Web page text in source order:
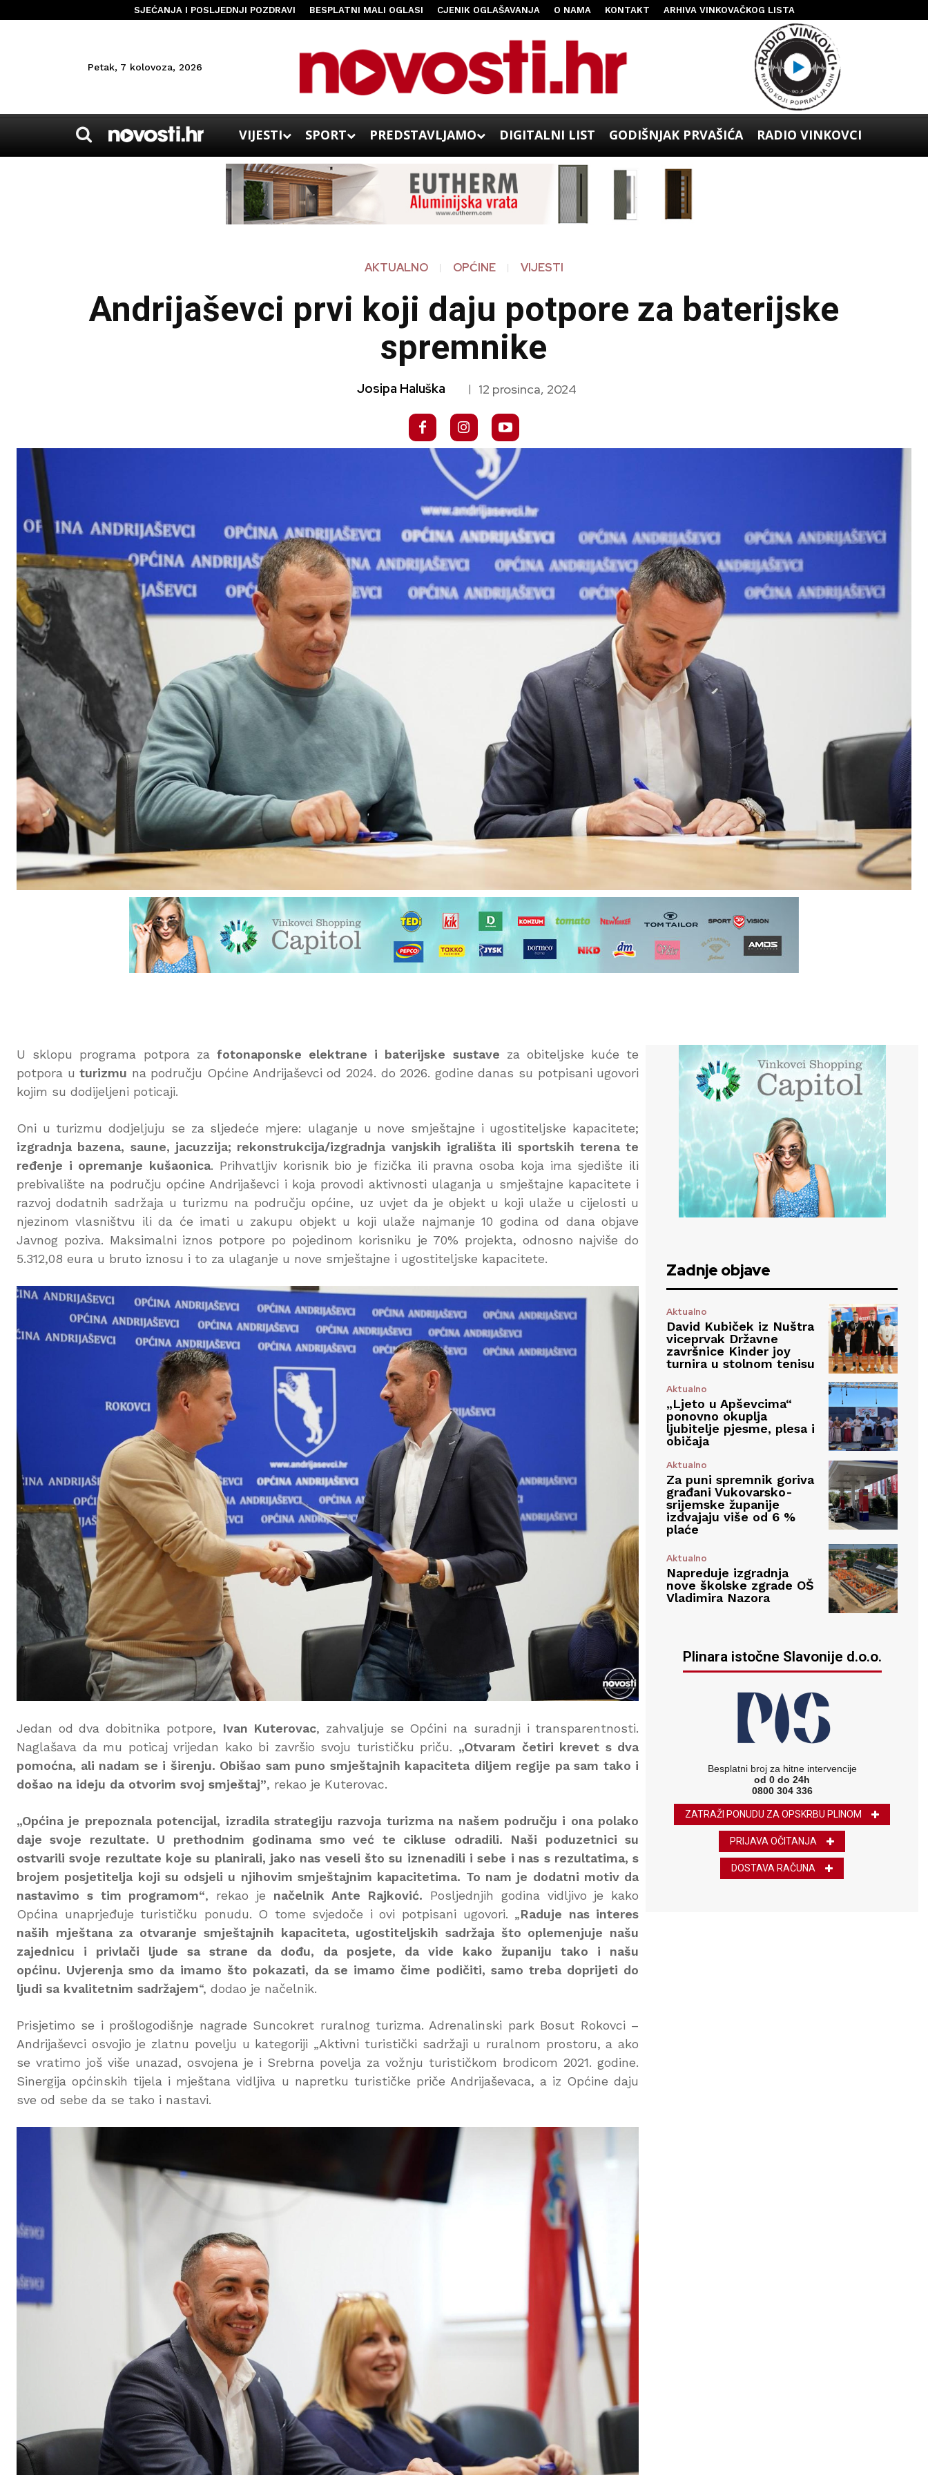
SJEĆANJA I POSLJEDNJI POZDRAVI BESPLATNI MALI OGLASI CJENIK OGLAŠAVANJA O NAMA KONTAKT ARHIVA VINKOVAČKOG LISTA
Petak, 7 kolovoza, 2026
VIJESTI SPORT PREDSTAVLJAMO DIGITALNI LIST GODIŠNJAK PRVAŠIĆA RADIO VINKOVCI
AKTUALNO OPĆINE VIJESTI
Andrijaševci prvi koji daju potpore za baterijske
spremnike
Josipa Haluška | 12 prosinca, 2024
U sklopu programa potpora za fotonaponske elektrane i baterijske sustave za obiteljske kuće te
potpora uturizmu na području Općine Andrijaševci od 2024. do 2026. godine danas su potpisani ugovori
kojim su dodijeljeni poticaji.
Oni u turizmu dodjeljuju se za sljedeće mjere: ulaganje u nove smještajne i ugostiteljske kapacitete;
izgradnja bazena, saune, jacuzzija; rekonstrukcija/izgradnja vanjskih igrališta ili sportskih terena te
ređenje i opremanje kušaonica. Prihvatljiv korisnik bio je fizička ili pravna osoba koja ima sjedište ili
prebivalište na području općine Andrijaševci i koja provodi aktivnosti ulaganja u smještajne kapacitete i
razvoj dodatnih sadržaja u turizmu na području općine, uz uvjet da je objekt u koji ulaže u cijelosti u
njezinom vlasništvu ili da će imati u zakupu objekt u koji ulaže najmanje 10 godina od dana objave
Javnog poziva. Maksimalni iznos potpore po pojedinom korisniku je 70% projekta, odnosno najviše do
5.312,08 eura u bruto iznosu i to za ulaganje u nove smještajne i ugostiteljske kapacitete.
Jedan od dva dobitnika potpore, Ivan Kuterovac, zahvaljuje se Općini na suradnji i transparentnosti.
Naglašava da mu poticaj vrijedan kako bi završio svoju turističku priču. „Otvaram četiri krevet s dva
pomoćna, ali nadam se i širenju. Obišao sam puno smještajnih kapaciteta diljem regije pa sam tako i
došao na ideju da otvorim svoj smještaj”, rekao je Kuterovac.
„Općina je prepoznala potencijal, izradila strategiju razvoja turizma na našem području i ona polako
daje svoje rezultate. U prethodnim godinama smo već te cikluse odradili. Naši poduzetnici su
ostvarili svoje rezultate koje su planirali, jako nas veseli što su iznenadili i sebe i nas s rezultatima, s
brojem posjetitelja koji su odsjeli u njihovim smještajnim kapacitetima. To nam je dodatni motiv da
nastavimo s tim programom“, rekao je načelnik Ante Rajković. Posljednjih godina vidljivo je kako
Općina unaprjeđuje turističku ponudu. O tome svjedoče i ovi potpisani ugovori. „Raduje nas interes
naših mještana za otvaranje smještajnih kapaciteta, ugostiteljskih sadržaja što oplemenjuje našu
zajednicu i privlači ljude sa strane da dođu, da posjete, da vide kako županiju tako i našu
općinu. Uvjerenja smo da imamo što pokazati, da se imamo čime podičiti, samo treba doprijeti do
ljudi sa kvalitetnim sadržajem“, dodao je načelnik.
Prisjetimo se i prošlogodišnje nagrade Suncokret ruralnog turizma. Adrenalinski park Bosut Rokovci –
Andrijaševci osvojio je zlatnu povelju u kategoriji „Aktivni turistički sadržaji u ruralnom prostoru, a ako
se vratimo još više unazad, osvojena je i Srebrna povelja za vožnju turističkom brodicom 2021. godine.
Sinergija općinskih tijela i mještana vidljiva u napretku turističke priče Andrijaševaca, a iz Općine daju
sve od sebe da se tako i nastavi.
Zadnje objave
Aktualno
David Kubiček iz Nuštra
viceprvak Državne
završnice Kinder joy
turnira u stolnom tenisu
Aktualno
„Ljeto u Apševcima“
ponovno okuplja
ljubitelje pjesme, plesa i
običaja
Aktualno
Za puni spremnik goriva
građani Vukovarsko-
srijemske županije
izdvajaju više od 6 %
plaće
Aktualno
Napreduje izgradnja
nove školske zgrade OŠ
Vladimira Nazora
Plinara istočne Slavonije d.o.o.
Besplatni broj za hitne intervencije
od 0 do 24h
0800 304 336
ZATRAŽI PONUDU ZA OPSKRBU PLINOM
PRIJAVA OČITANJA
DOSTAVA RAČUNA